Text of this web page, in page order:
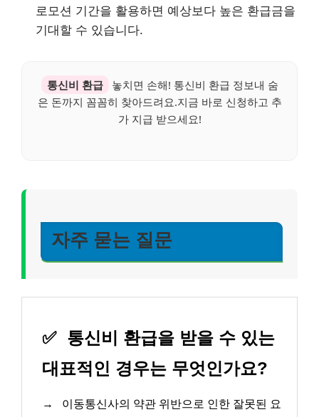
로모션 기간을 활용하면 예상보다 높은 환급금을
기대할 수 있습니다.
통신비 환급
놓치면 손해! 통신비 환급 정보내 숨
은 돈까지 꼼꼼히 찾아드려요.지금 바로 신청하고 추
가 지급 받으세요!
자주 묻는 질문
✅ 통신비 환급을 받을 수 있는
대표적인 경우는 무엇인가요?
→
이동통신사의 약관 위반으로 인한 잘못된 요